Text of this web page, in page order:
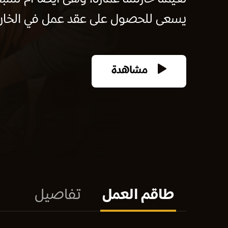
يسعى للحصول على عقد عمل في
مشاهدة
طاقم العمل تفاصيل